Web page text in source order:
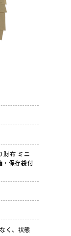
財布 ミニ
・保存袋付
く、状態